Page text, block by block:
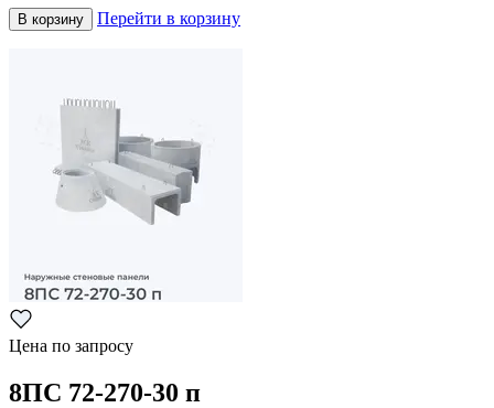
В корзину Перейти в корзину
Цена по запросу
8ПС 72-270-30 п